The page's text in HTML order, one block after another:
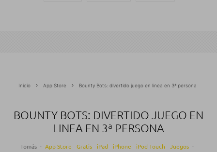
Inicio App Store Bounty Bots: divertido juego en linea en 3ª persona
BOUNTY BOTS: DIVERTIDO JUEGO EN
LINEA EN 3ª PERSONA
Tomás · App Store Gratis iPad iPhone iPod Touch Juegos ·